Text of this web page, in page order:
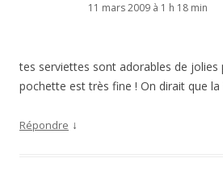
11 mars 2009 à 1 h 18 min
tes serviettes sont adorables de
pochette est très fine ! On dirait que la
Répondre ↓